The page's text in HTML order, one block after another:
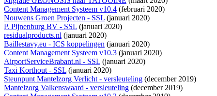
Content Management Systeem v10.4 (februari 2020)
Nouwens Groen Projecten - SSL (januari 2020)
P. Pijnenburg BV - SSL (januari 2020)
residualproducts.nl (januari 2020)
Baillestavy.eu - ICS koppelingen (januari 2020)
Content Management Systeem v10.3 (januari 2020)
AirportServiceBrabant.nl - SSL (januari 2020)
Taxi Korthout - SSL (januari 2020)
Steunpunt Mantelzorg Verlicht - versleuteling (december 2019)
Mantelzorg Valkenswaard - versleuteling (december 2019)